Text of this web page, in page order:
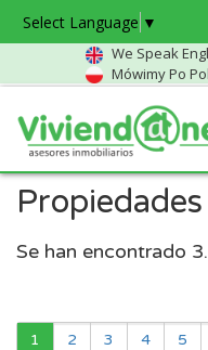
Select Language ▼
We Speak
Mówimy Po
Propiedades
Se han encontrado
1
2 3 4 5